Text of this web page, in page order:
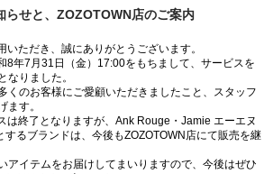
らせと、ZOZOTOWN店のご案内
ただき、誠にありがとうございます。
8年7月31日（金）17:00をもちまして、サービスを
なりました。
くのお客様にご愛顧いただきましたこと、スタッフ
ます。
は終了となりますが、Ank Rouge・Jamie エーエヌ
るブランドは、今後もZOZOTOWN店にて販売を継
アイテムをお届けしてまいりますので、今後はぜひ